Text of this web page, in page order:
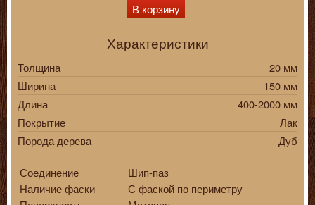
В корзину
Характеристики
Толщина
20 мм
Ширина
150 мм
Длина
400-2000 мм
Покрытие
Лак
Порода дерева
Дуб
Соединение
Шип-паз
Наличие фаски
С фаской по периметру